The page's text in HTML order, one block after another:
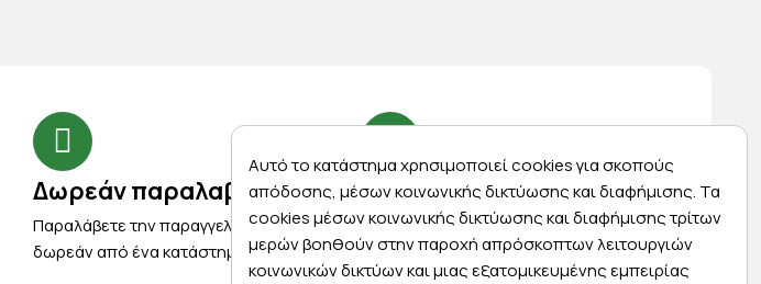
Δωρεάν παραλαβή
Παραλάβετε την παραγγελία σας
δωρεάν από ένα κατάστημα μας
Express αποστολές
Κάντε σήμερα την παραγγελία σας και
παραλάβετε αύριο στην πόρτα σας
Αυτό το κατάστημα χρησιμοποιεί cookies για σκοπούς
απόδοσης, μέσων κοινωνικής δικτύωσης και διαφήμισης. Τα
cookies μέσων κοινωνικής δικτύωσης και διαφήμισης τρίτων
μερών βοηθούν στην παροχή απρόσκοπτων λειτουργιών
κοινωνικών δικτύων και μιας εξατομικευμένης εμπειρίας